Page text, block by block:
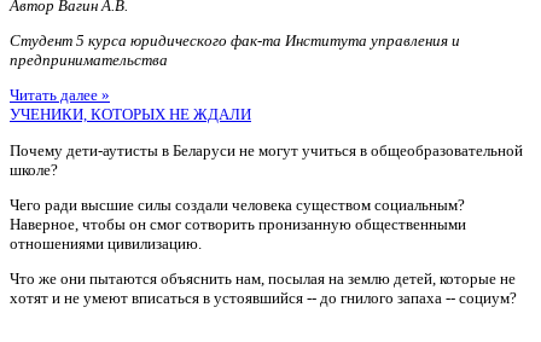
Автор Вагин А.В.
Студент 5 курса юридического фак-та Института управления и
предпринимательства
Читать далее »
УЧЕНИКИ, КОТОРЫХ НЕ ЖДАЛИ
Почему дети-аутисты в Беларуси не могут учиться в общеобразовательной
школе?
Чего ради высшие силы создали человека существом социальным?
Наверное, чтобы он смог сотворить пронизанную общественными
отношениями цивилизацию.
Что же они пытаются объяснить нам, посылая на землю детей, которые не
хотят и не умеют вписаться в устоявшийся -- до гнилого запаха -- социум?